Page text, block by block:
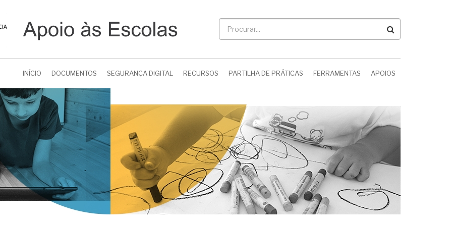
INÍCIO DOCUMENTOS SEGURANÇA DIGITAL RECURSOS PARTILHA DE PRÁTICAS FERRAMENTAS APOIOS